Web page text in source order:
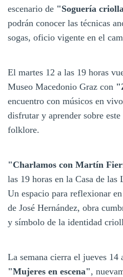
escenario de "Soguería
podrán conocer las técnicas
sogas, oficio vigente en el
El martes 12 a las 19 horas
Museo Macedonio Graz con
encuentro con músicos en
disfrutar y aprender sobre
folklore.
"Charlamos con Martín
las 19 horas en la Casa de las
Un espacio para reflexionar
de José Hernández, obra
y símbolo de la identidad
La semana cierra el jueves 14
"Mujeres en escena",